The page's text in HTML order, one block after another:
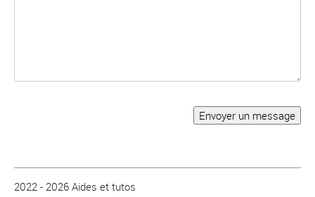
2022 - 2026 Aides et tutos